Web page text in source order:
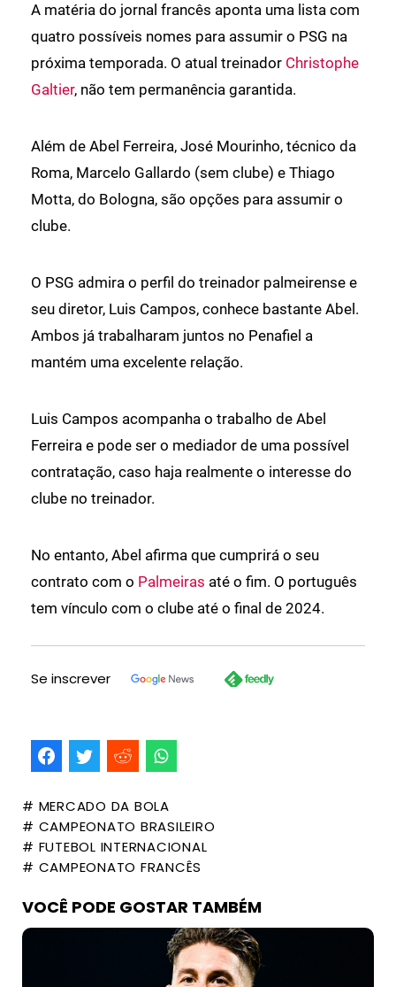
A matéria do jornal francês aponta uma lista com
quatro possíveis nomes para assumir o PSG na
próxima temporada. O atual treinador Christophe
Galtier, não tem permanência garantida.
Além de Abel Ferreira, José Mourinho, técnico da
Roma, Marcelo Gallardo (sem clube) e Thiago
Motta, do Bologna, são opções para assumir o
clube.
O PSG admira o perfil do treinador palmeirense e
seu diretor, Luis Campos, conhece bastante Abel.
Ambos já trabalharam juntos no Penafiel a
mantém uma excelente relação.
Luis Campos acompanha o trabalho de Abel
Ferreira e pode ser o mediador de uma possível
contratação, caso haja realmente o interesse do
clube no treinador.
No entanto, Abel afirma que cumprirá o seu
contrato com o Palmeiras até o fim. O português
tem vínculo com o clube até o final de 2024.
Se inscrever
# MERCADO DA BOLA
# CAMPEONATO BRASILEIRO
# FUTEBOL INTERNACIONAL
# CAMPEONATO FRANCÊS
VOCÊ PODE GOSTAR TAMBÉM